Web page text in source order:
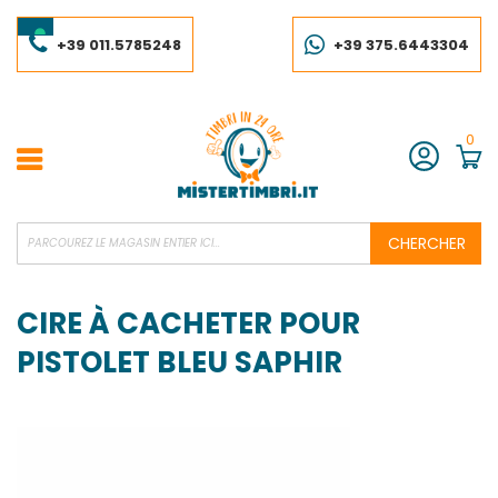
to
Content+39 011.5785248 +39 375.6443304
Compte
0
CHERCHER
CIRE À CACHETER POUR
PISTOLET BLEU SAPHIR